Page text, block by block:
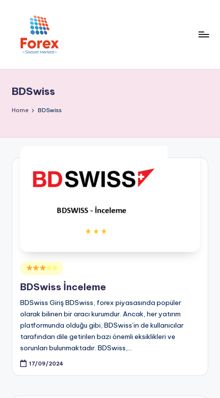
BDSwiss
Home BDSwiss
Posted
in
☆☆
BDSwiss İnceleme
BDSwiss Giriş BDSwiss, forex piyasasında popüler
olarak bilinen bir aracı kurumdur. Ancak, her yatırım
platformunda olduğu gibi, BDSwiss’in de kullanıcılar
tarafından dile getirilen bazı önemli eksiklikleri ve
sorunları bulunmaktadır. BDSwiss,…
17/09/2024